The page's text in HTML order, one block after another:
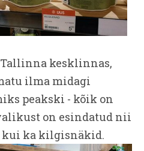
kesklinnas,
ilma midagi
peakski - kõik on
on esindatud nii
ka kilgisnäkid.